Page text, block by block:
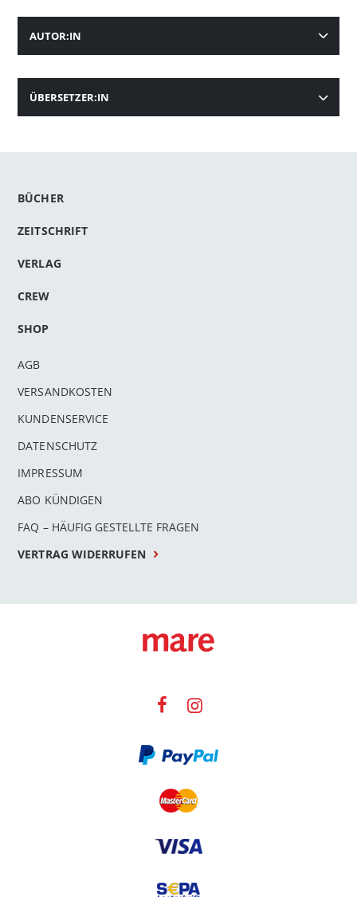
AUTOR:IN
ÜBERSETZER:IN
BÜCHER
ZEITSCHRIFT
VERLAG
CREW
SHOP
AGB
VERSANDKOSTEN
KUNDENSERVICE
DATENSCHUTZ
IMPRESSUM
ABO KÜNDIGEN
FAQ – HÄUFIG GESTELLTE FRAGEN
VERTRAG WIDERRUFEN